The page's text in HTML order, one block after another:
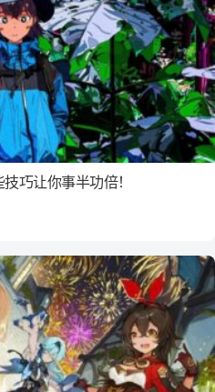
巧让你事半功倍！